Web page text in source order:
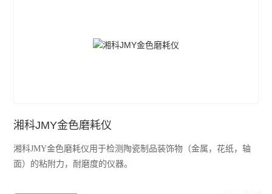
湘科JMY金色磨耗仪
湘科JMY金色磨耗仪用于检测陶瓷制品装饰物（金属，花纸，轴
面）的粘附力，耐磨度的仪器。